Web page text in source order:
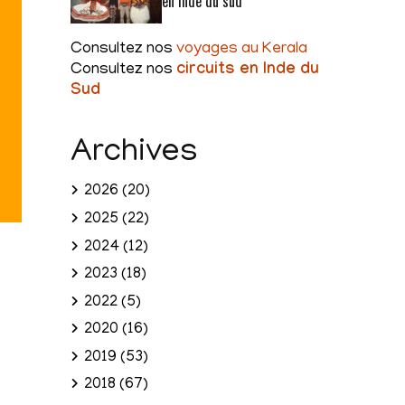
Consultez nosvoyages au Kerala
Consultez nos circuits en Inde du
Sud
Archives
2026 (20)
2025 (22)
2024 (12)
2023 (18)
2022 (5)
2020 (16)
2019 (53)
2018 (67)